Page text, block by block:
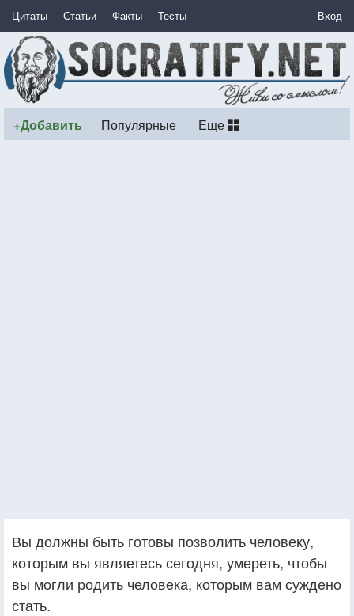
Цитаты Статьи Факты Тесты Вход
+Добавить Популярные Еще
Вы должны быть готовы позволить человеку,
которым вы являетесь сегодня, умереть, чтобы
вы могли родить человека, которым вам суждено
стать.